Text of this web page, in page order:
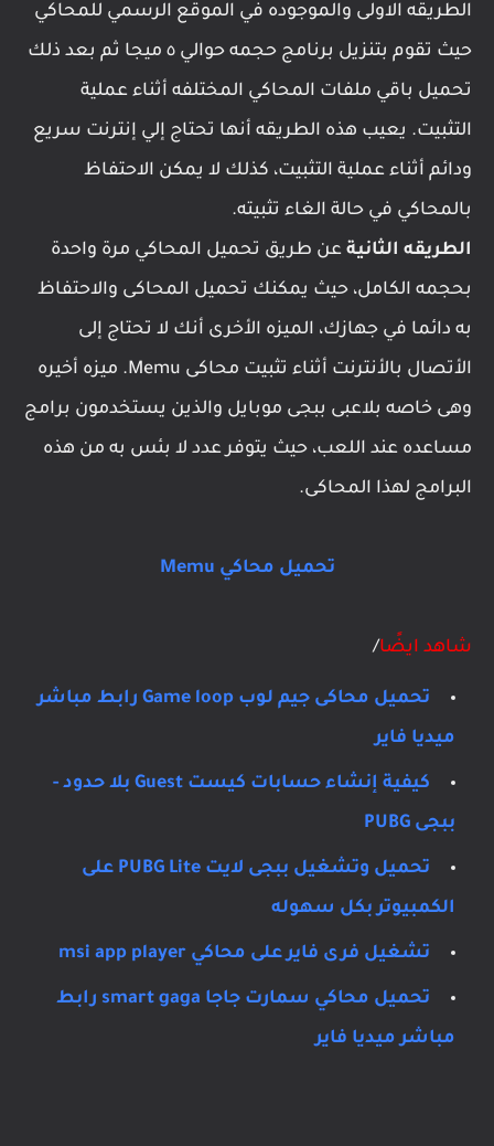
الطريقه الاولى والموجوده في الموقع الرسمي للمحاكي
حيث تقوم بتنزيل برنامج حجمه حوالي ٥ ميجا ثم بعد ذلك
تحميل باقي ملفات المحاكي المختلفه أثناء عملية
التثبيت. يعيب هذه الطريقه أنها تحتاج إلي إنترنت سريع
ودائم أثناء عملية التثبيت، كذلك لا يمكن الاحتفاظ
بالمحاكي في حالة الغاء تثبيته.
الطريقه الثانية عن طريق تحميل المحاكي مرة واحدة
بحجمه الكامل، حيث يمكنك تحميل المحاكى والاحتفاظ
به دائما في جهازك، الميزه الأخرى أنك لا تحتاج إلى
الأتصال بالأنترنت أثناء تثبيت محاكى Memu. ميزه أخيره
وهى خاصه بلاعبى ببجى موبايل والذين يستخدمون برامج
مساعده عند اللعب، حيث يتوفر عدد لا بئس به من هذه
البرامج لهذا المحاكى.
تحميل محاكي Memu
شاهد ايضًا/
تحميل محاكى جيم لوب Game loop رابط مباشر
ميديا فاير
كيفية إنشاء حسابات كيست Guest بلا حدود -
ببجى PUBG
تحميل وتشغيل ببجى لايت PUBG Lite على
الكمبيوتر بكل سهوله
تشغيل فرى فاير على محاكي msi app player
تحميل محاكي سمارت جاجا smart gaga رابط
مباشر ميديا فاير